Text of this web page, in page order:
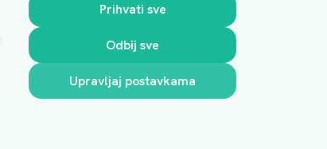
Ova stranica je zaštićena reCAPTCHA
Prihvati sve
Odbij sve
Upravljaj postavkama